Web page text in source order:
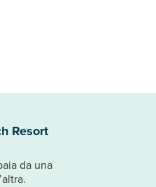
Resort
da una